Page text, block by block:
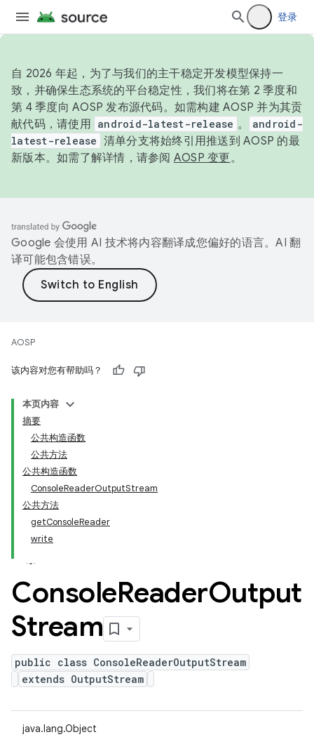
登录
自 2026 年起，为了与我们的主干稳定开发模型保持一
致，并确保生态系统的平台稳定性，我们将在第 2 季度和
第 4 季度向 AOSP 发布源代码。如需构建 AOSP 并为其贡
献代码，请使用 android-latest-release 。
android-
latest-release 清单分支将始终引用推送到 AOSP 的最
新版本。如需了解详情，请参阅 AOSP 变更。
Google 会使用 AI 技术将内容翻译成您偏好的语言。AI 翻
译可能包含错误。
AOSP
该内容对您有帮助吗？
本页内容
摘要
公共构造函数
公共方法
公共构造函数
ConsoleReaderOutputStream
公共方法
getConsoleReader
write
ConsoleReaderOutput
Stream
public class ConsoleReaderOutputStream
extends OutputStream
java.lang.Object